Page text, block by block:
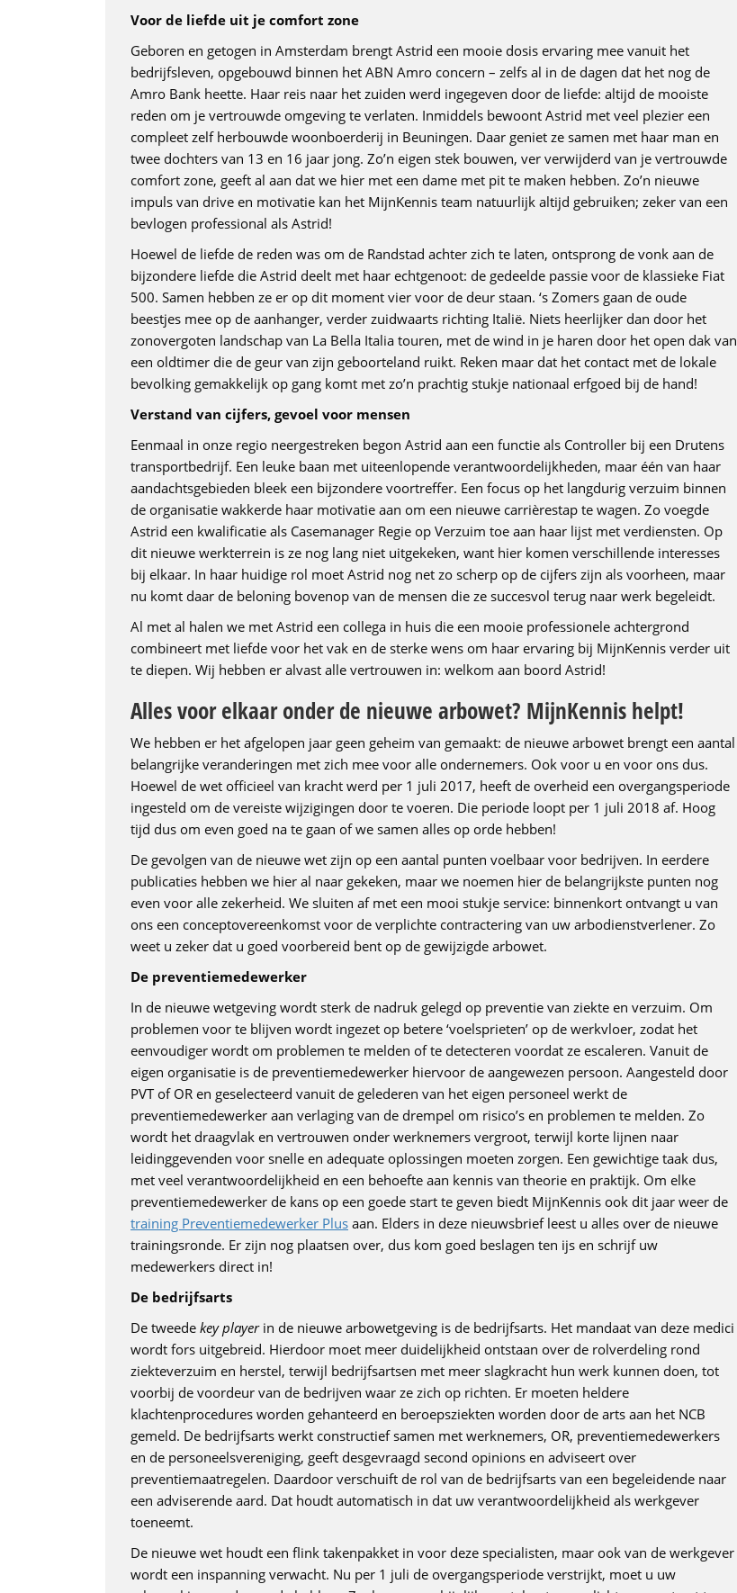
Voor de liefde uit je comfort zone
Geboren en getogen in Amsterdam brengt Astrid een mooie dosis ervaring mee vanuit het
bedrijfsleven, opgebouwd binnen het ABN Amro concern – zelfs al in de dagen dat het nog de
Amro Bank heette. Haar reis naar het zuiden werd ingegeven door de liefde: altijd de mooiste
reden om je vertrouwde omgeving te verlaten. Inmiddels bewoont Astrid met veel plezier een
compleet zelf herbouwde woonboerderij in Beuningen. Daar geniet ze samen met haar man en
twee dochters van 13 en 16 jaar jong. Zo’n eigen stek bouwen, ver verwijderd van je vertrouwde
comfort zone, geeft al aan dat we hier met een dame met pit te maken hebben. Zo’n nieuwe
impuls van drive en motivatie kan het MijnKennis team natuurlijk altijd gebruiken; zeker van een
bevlogen professional als Astrid!
Hoewel de liefde de reden was om de Randstad achter zich te laten, ontsprong de vonk aan de
bijzondere liefde die Astrid deelt met haar echtgenoot: de gedeelde passie voor de klassieke Fiat
500. Samen hebben ze er op dit moment vier voor de deur staan. ‘s Zomers gaan de oude
beestjes mee op de aanhanger, verder zuidwaarts richting Italië. Niets heerlijker dan door het
zonovergoten landschap van La Bella Italia touren, met de wind in je haren door het open dak van
een oldtimer die de geur van zijn geboorteland ruikt. Reken maar dat het contact met de lokale
bevolking gemakkelijk op gang komt met zo’n prachtig stukje nationaal erfgoed bij de hand!
Verstand van cijfers, gevoel voor mensen
Eenmaal in onze regio neergestreken begon Astrid aan een functie als Controller bij een Drutens
transportbedrijf. Een leuke baan met uiteenlopende verantwoordelijkheden, maar één van haar
aandachtsgebieden bleek een bijzondere voortreffer. Een focus op het langdurig verzuim binnen
de organisatie wakkerde haar motivatie aan om een nieuwe carrièrestap te wagen. Zo voegde
Astrid een kwalificatie als Casemanager Regie op Verzuim toe aan haar lijst met verdiensten. Op
dit nieuwe werkterrein is ze nog lang niet uitgekeken, want hier komen verschillende interesses
bij elkaar. In haar huidige rol moet Astrid nog net zo scherp op de cijfers zijn als voorheen, maar
nu komt daar de beloning bovenop van de mensen die ze succesvol terug naar werk begeleidt.
Al met al halen we met Astrid een collega in huis die een mooie professionele achtergrond
combineert met liefde voor het vak en de sterke wens om haar ervaring bij MijnKennis verder uit
te diepen. Wij hebben er alvast alle vertrouwen in: welkom aan boord Astrid!
Alles voor elkaar onder de nieuwe arbowet? MijnKennis helpt!
We hebben er het afgelopen jaar geen geheim van gemaakt: de nieuwe arbowet brengt een aantal
belangrijke veranderingen met zich mee voor alle ondernemers. Ook voor u en voor ons dus.
Hoewel de wet officieel van kracht werd per 1 juli 2017, heeft de overheid een overgangsperiode
ingesteld om de vereiste wijzigingen door te voeren. Die periode loopt per 1 juli 2018 af. Hoog
tijd dus om even goed na te gaan of we samen alles op orde hebben!
De gevolgen van de nieuwe wet zijn op een aantal punten voelbaar voor bedrijven. In eerdere
publicaties hebben we hier al naar gekeken, maar we noemen hier de belangrijkste punten nog
even voor alle zekerheid. We sluiten af met een mooi stukje service: binnenkort ontvangt u van
ons een conceptovereenkomst voor de verplichte contractering van uw arbodienstverlener. Zo
weet u zeker dat u goed voorbereid bent op de gewijzigde arbowet.
De preventiemedewerker
In de nieuwe wetgeving wordt sterk de nadruk gelegd op preventie van ziekte en verzuim. Om
problemen voor te blijven wordt ingezet op betere ‘voelsprieten’ op de werkvloer, zodat het
eenvoudiger wordt om problemen te melden of te detecteren voordat ze escaleren. Vanuit de
eigen organisatie is de preventiemedewerker hiervoor de aangewezen persoon. Aangesteld door
PVT of OR en geselecteerd vanuit de gelederen van het eigen personeel werkt de
preventiemedewerker aan verlaging van de drempel om risico’s en problemen te melden. Zo
wordt het draagvlak en vertrouwen onder werknemers vergroot, terwijl korte lijnen naar
leidinggevenden voor snelle en adequate oplossingen moeten zorgen. Een gewichtige taak dus,
met veel verantwoordelijkheid en een behoefte aan kennis van theorie en praktijk. Om elke
preventiemedewerker de kans op een goede start te geven biedt MijnKennis ook dit jaar weer de
training Preventiemedewerker Plus aan. Elders in deze nieuwsbrief leest u alles over de nieuwe
trainingsronde. Er zijn nog plaatsen over, dus kom goed beslagen ten ijs en schrijf uw
medewerkers direct in!
De bedrijfsarts
De tweede key playerin de nieuwe arbowetgeving is de bedrijfsarts. Het mandaat van deze medici
wordt fors uitgebreid. Hierdoor moet meer duidelijkheid ontstaan over de rolverdeling rond
ziekteverzuim en herstel, terwijl bedrijfsartsen met meer slagkracht hun werk kunnen doen, tot
voorbij de voordeur van de bedrijven waar ze zich op richten. Er moeten heldere
klachtenprocedures worden gehanteerd en beroepsziekten worden door de arts aan het NCB
gemeld. De bedrijfsarts werkt constructief samen met werknemers, OR, preventiemedewerkers
en de personeelsvereniging, geeft desgevraagd second opinions en adviseert over
preventiemaatregelen. Daardoor verschuift de rol van de bedrijfsarts van een begeleidende naar
een adviserende aard. Dat houdt automatisch in dat uw verantwoordelijkheid als werkgever
toeneemt.
De nieuwe wet houdt een flink takenpakket in voor deze specialisten, maar ook van de werkgever
wordt een inspanning verwacht. Nu per 1 juli de overgangsperiode verstrijkt, moet u uw